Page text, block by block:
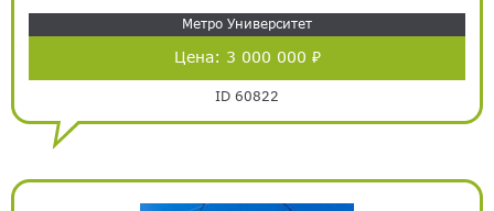
Метро Университет
Цена: 3 000 000 ₽
ID 60822